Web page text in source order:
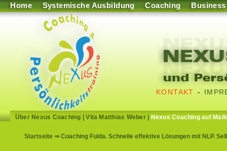
Home Systemische Ausbildung Coaching Business
KONTAKT -
Über Nexus Coaching |Vita Matthias Weber| Nexus Coaching auf
Startseite ⇒ Coaching Fulda. Schnelle effektive Lösungen mit NLP.